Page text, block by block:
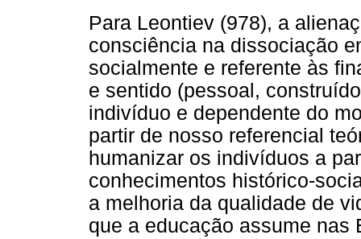
Para Leontiev (978), a
consciência na dissociação
socialmente e referente às
e sentido (pessoal,
indivíduo e dependente do
partir de nosso referencial
humanizar os indivíduos a
conhecimentos histórico-
a melhoria da qualidade de
que a educação assume nas